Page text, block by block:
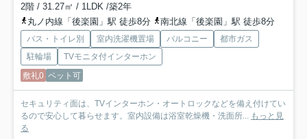
2階 / 31.27㎡ / 1LDK /築2年
丸ノ内線「後楽園」駅 徒歩8分
南北線「後楽園」駅 徒歩8分
バス・トイレ別 室内洗濯機置場 バルコニー
都市ガス
駐輪場
TVモニタ付インターホン
敷礼0 ペット可
セキュリティ面は、TVインターホン・オートロックなどを備え付けてい
るので安心して暮らせます。室内設備は浴室乾燥機・洗面所... もっと見
る